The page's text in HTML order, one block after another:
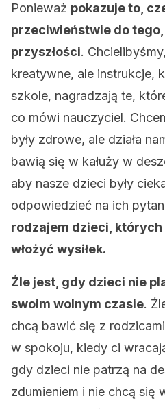
Ponieważ pokazuje to,
przeciwieństwie do
przyszłości.
kreatywne, ale instrukcje,
szkole, nagradzają te,
co mówi nauczyciel.
były zdrowe, ale działa
bawią się w kałuży w
aby nasze dzieci były
odpowiedzieć na ich
rodzajem dzieci,
włożyć wysiłek.
Źle jest, gdy dzieci nie
swoim wolnym czasie.
chcą bawić się z
w spokoju, kiedy ci
gdy dzieci nie patrzą na
zdumieniem i nie chcą się